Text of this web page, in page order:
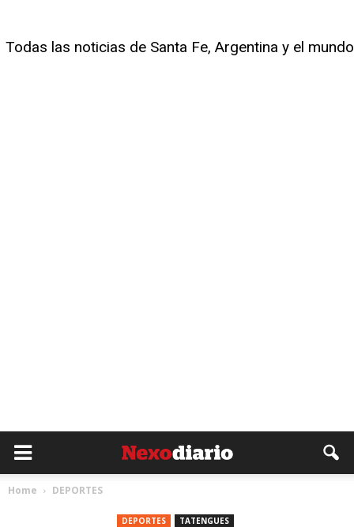
Todas las noticias de Santa Fe, Argentina y el mundo
Home DEPORTES
DEPORTES TATENGUES